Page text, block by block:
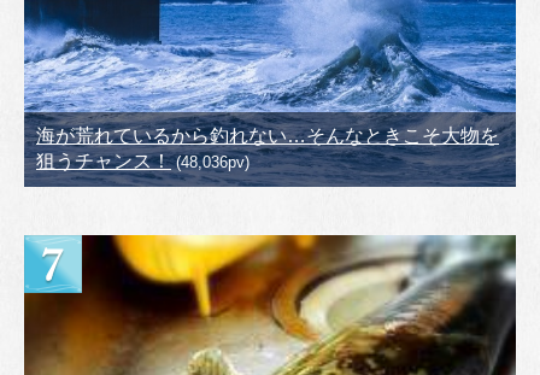
海が荒れているから釣れない…そんなときこそ大物を
狙うチャンス！(48,036pv)